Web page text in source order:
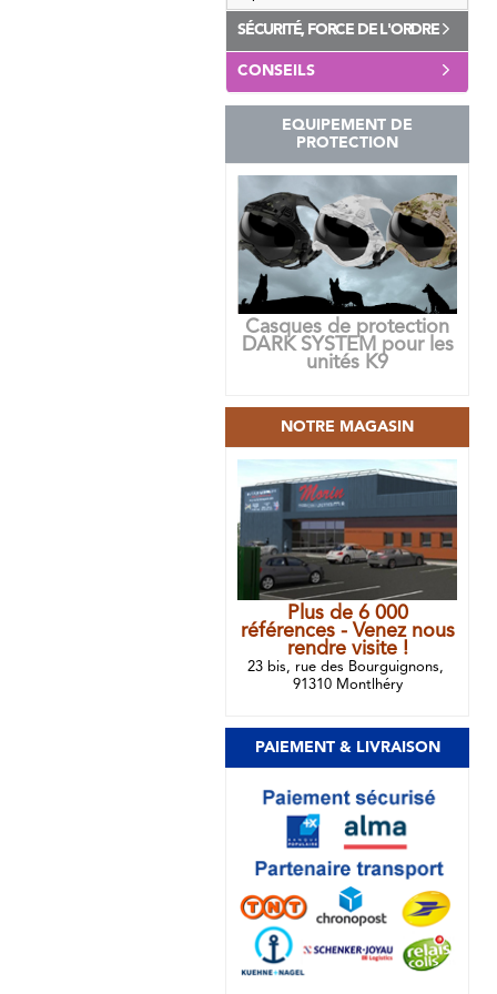
SÉCURITÉ, FORCE DE L'ORDRE
CONSEILS
EQUIPEMENT DE
PROTECTION
Casques de protection
DARK SYSTEM pour les
unités K9
NOTRE MAGASIN
Plus de 6 000
références - Venez nous
rendre visite !
23 bis, rue des Bourguignons,
91310 Montlhéry
PAIEMENT & LIVRAISON